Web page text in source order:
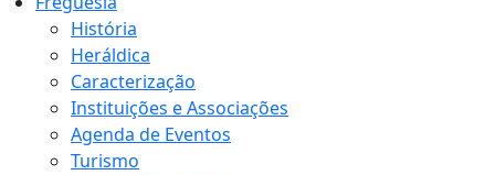
História
Heráldica
Caracterização
Instituições e Associações
Agenda de Eventos
Turismo